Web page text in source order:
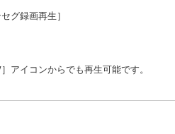
グ録画再生］
アイコンからでも再生可能です。